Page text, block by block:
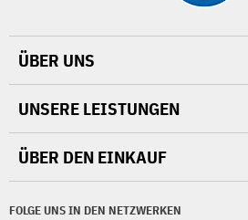
FOLGE UNS IN DEN NETZWERKEN
ÜBER UNS
UNSERE LEISTUNGEN
ÜBER DEN EINKAUF